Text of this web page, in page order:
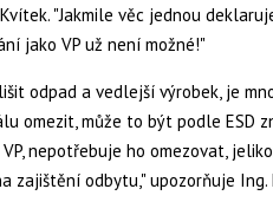
"Jakmile věc jednou
jako VP už není možné!"
odpad a vedlejší výrobek, je
omezit, může to být podle ESD
nepotřebuje ho omezovat,
zajištění odbytu," upozorňuje Ing.